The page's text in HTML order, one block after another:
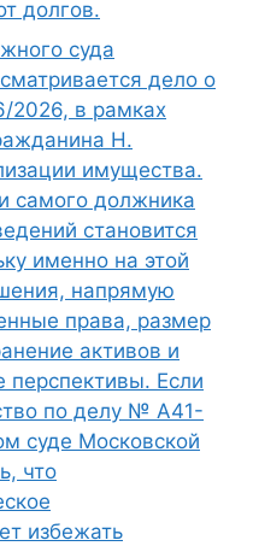
долгов.
суда
дело о
2026, в рамках
Н.
имущества.
самого должника
становится
именно на этой
напрямую
права, размер
активов и
Если
по делу № А41-
суде Московской
что
избежать